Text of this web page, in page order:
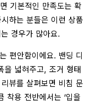
기본적인 만족도는 확
하는 분들은 이런 상품
경우가 많아요.
편안함이에요. 밴딩 디
을 넓혀주고, 조거 형태
뷰를 살펴보면 비침 문
착용 전반에서는 ‘입을